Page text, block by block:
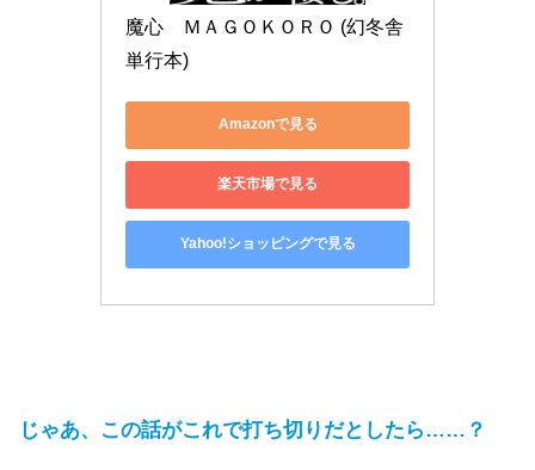
魔心　ＭＡＧＯＫＯＲＯ (幻冬舎
単行本)
Amazonで見る
楽天市場で見る
Yahoo!ショッピングで見る
じゃあ、この話がこれで打ち切りだとしたら……？